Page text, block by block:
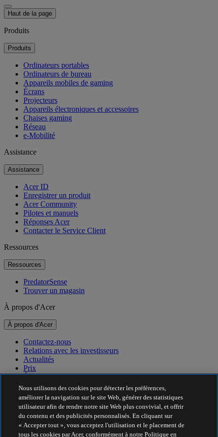
Haut de la page
Produits
Produits
Ordinateurs portables
Ordinateurs de bureau
Appareils mobiles de gaming
Écrans
Projecteurs
Appareils électroniques et accessoires
Chaises gaming
Réseau
e-Mobilité
Assistance
Assistance
Acer ID
Enregistrer un produit
Acer Community
Pilotes et manuels
Réponses Acer
Contacter le Service Client
Ressources
Ressources
PredatorSense
Trouver un magasin
À propos d'Acer
À propos d'Acer
Contactez-nous
Relations avec les investisseurs
Actualités
Prix
Événements
Développement durable
Développement durable
Responsabilité sociale de l'entreprise
Nous utilisons des cookies pour détecter les préférences,
améliorer la navigation sur le site Web, générer des statistiques
utilisateur afin de rendre notre site Web plus convivial, et offrir
du contenu et des publicités personnalisés. En cliquant sur
« Accepter tout », vous acceptez l'utilisation et le placement de
tous les cookies par Acer, conformément à notre Politique en